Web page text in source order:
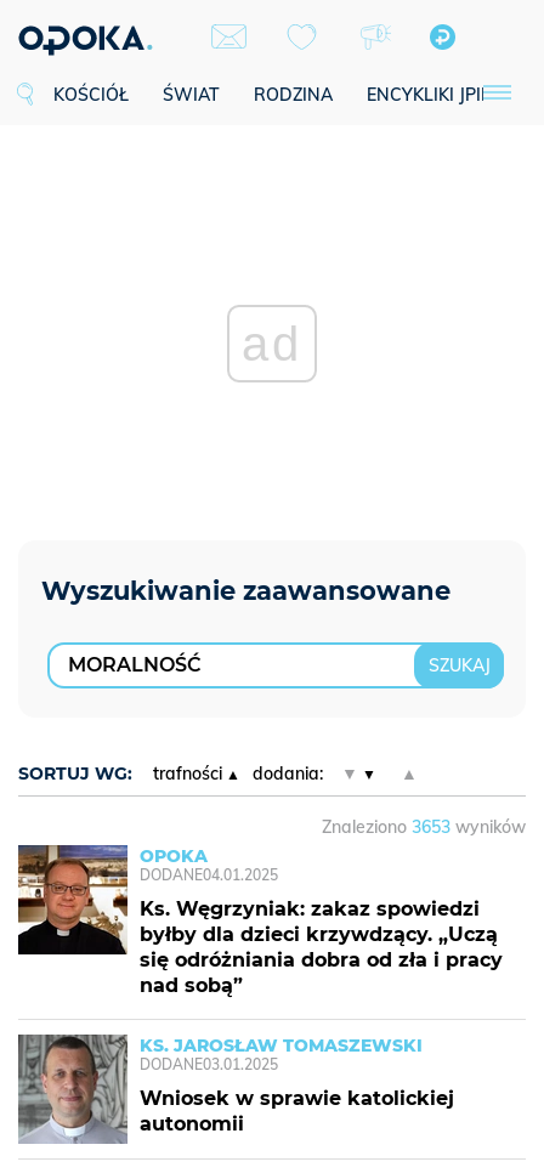
KOŚCIÓŁ ŚWIAT RODZINA ENCYKLIKI JPII
ad
SORTUJ WG: trafności dodania: ▼ ▲
Znaleziono 3653 wyników
OPOKA
DODANE04.01.2025
Ks. Węgrzyniak: zakaz spowiedzi
byłby dla dzieci krzywdzący. „Uczą
się odróżniania dobra od zła i pracy
nad sobą”
KS. JAROSŁAW TOMASZEWSKI
DODANE03.01.2025
Wniosek w sprawie katolickiej
autonomii